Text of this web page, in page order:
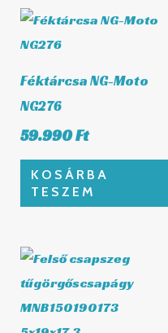
Féktárcsa NG-Moto
NG276
59.990Ft
KOSÁRBA
TESZEM